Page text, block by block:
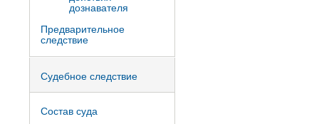
дознавателя
Предварительное
следствие
Судебное следствие
Состав суда